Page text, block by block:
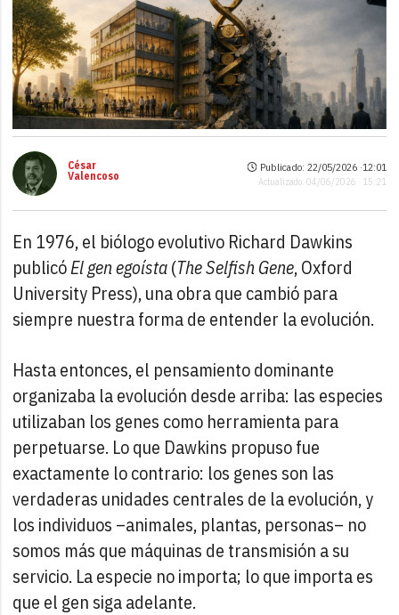
César
Valencoso
Publicado: 22/05/2026 ·12:01
Actualizado: 04/06/2026 · 15:21
En 1976, el biólogo evolutivo Richard Dawkins
publicóEl gen egoísta(The Selfish Gene, Oxford
University Press), una obra que cambió para
siempre nuestra forma de entender la evolución.
Hasta entonces, el pensamiento dominante
organizaba la evolución desde arriba: las especies
utilizaban los genes como herramienta para
perpetuarse. Lo que Dawkins propuso fue
exactamente lo contrario: los genes son las
verdaderas unidades centrales de la evolución, y
los individuos –animales, plantas, personas– no
somos más que máquinas de transmisión a su
servicio. La especie no importa; lo que importa es
que el gen siga adelante.